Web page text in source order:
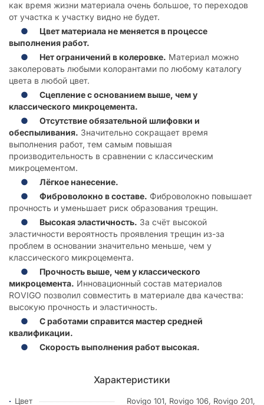
как время жизни материала очень большое, то переходов
от участка к участку видно не будет.
Цвет материала не меняется в процессе
выполнения работ.
Нет ограничений в колеровке. Материал можно
заколеровать любыми колорантами по любому каталогу
цвета в любой цвет.
Сцепление с основанием выше, чем у
классического микроцемента.
Отсутствие обязательной шлифовки и
обеспыливания. Значительно сокращает время
выполнения работ, тем самым повышая
производительность в сравнении с классическим
микроцементом.
Лёгкое нанесение.
Фиброволокно в составе. Фиброволокно повышает
прочность и уменьшает риск образования трещин.
Высокая эластичность. За счёт высокой
эластичности вероятность проявления трещин из-за
проблем в основании значительно меньше, чем у
классического микроцемента.
Прочность выше, чем у классического
микроцемента. Инновационный состав материалов
ROVIGO позволил совместить в материале два качества:
высокую прочность и эластичность.
С работами справится мастер средней
квалификации.
Скорость выполнения работ высокая.
Характеристики
Цвет
Rovigo 101, Rovigo 106, Rovigo 201,